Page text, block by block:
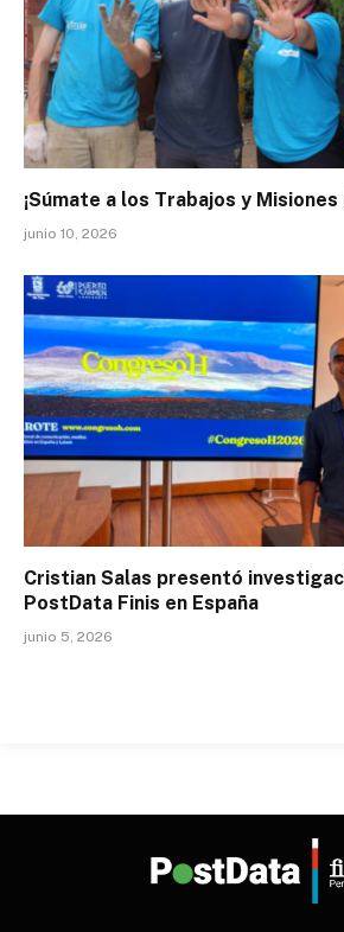
¡Súmate a los Trabajos y
junio 10, 2026
Cristian Salas presentó
PostData Finis en España
junio 5, 2026